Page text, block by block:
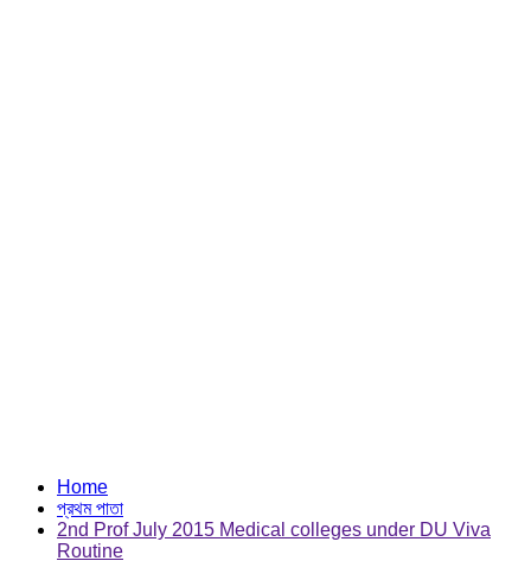
Home
প্রথম পাতা
2nd Prof July 2015 Medical colleges under DU Viva
Routine